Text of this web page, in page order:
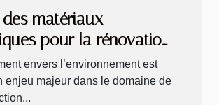
matériaux
pour la rénovation
habitat critères et
envers l’environnement est
enjeu majeur dans le domaine de